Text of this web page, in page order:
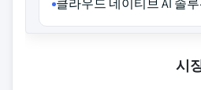
클라우드 네이티브 AI 솔
시